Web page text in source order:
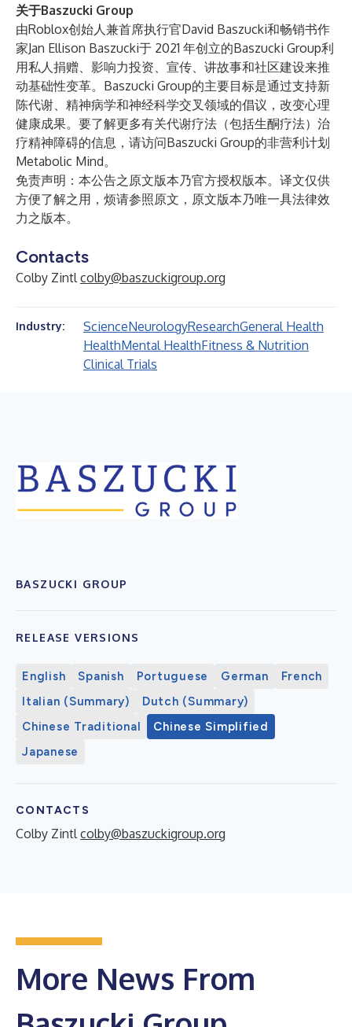
关于Baszucki Group
由Roblox创始人兼首席执行官David Baszucki和畅销书作
家Jan Ellison Baszucki于 2021 年创立的Baszucki Group利
用私人捐赠、影响力投资、宣传、讲故事和社区建设来推
动基础性变革。Baszucki Group的主要目标是通过支持新
陈代谢、精神病学和神经科学交叉领域的倡议，改变心理
健康成果。要了解更多有关代谢疗法（包括生酮疗法）治
疗精神障碍的信息，请访问Baszucki Group的非营利计划
Metabolic Mind。
免责声明：本公告之原文版本乃官方授权版本。译文仅供
方便了解之用，烦请参照原文，原文版本乃唯一具法律效
力之版本。
Contacts
Colby Zintlcolby@baszuckigroup.org
Industry: ScienceNeurologyResearchGeneral Health
HealthMental HealthFitness & Nutrition
Clinical Trials
BASZUCKI GROUP
RELEASE VERSIONS
English Spanish Portuguese German
French
Italian (Summary)
Dutch (Summary)
Chinese Traditional
Chinese Simplified
Japanese
CONTACTS
Colby Zintl colby@baszuckigroup.org
More News From